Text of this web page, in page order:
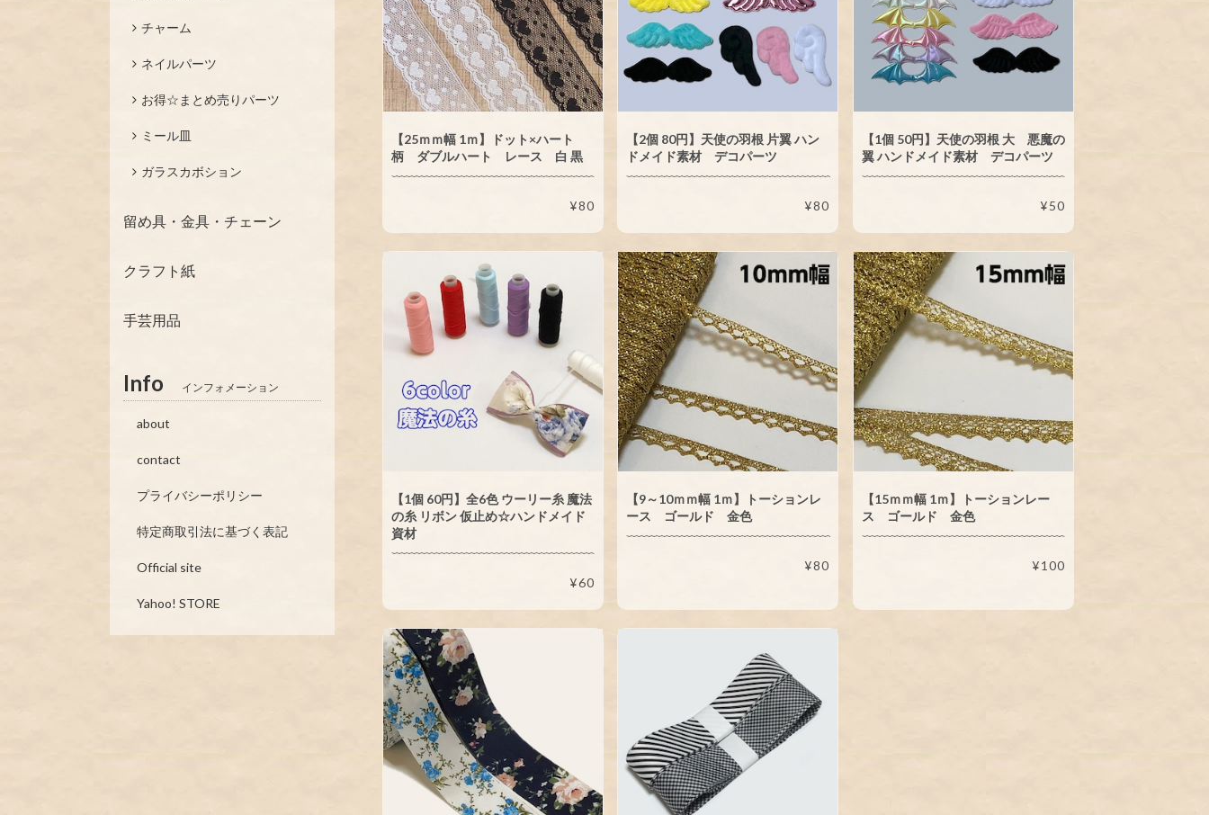
チャーム
ネイルパーツ
お得☆まとめ売りパーツ
ミール皿
ガラスカボション
留め具・金具・チェーン
クラフト紙
手芸用品
Info インフォメーション
about
contact
プライバシーポリシー
特定商取引法に基づく表記
Official site
Yahoo! STORE
【25ｍｍ幅 1ｍ】ドット×ハート
柄 ダブルハート レース 白 黒
¥80
【2個 80円】天使の羽根 片翼 ハン
ドメイド素材 デコパーツ
¥80
【1個 50円】天使の羽根 大 悪魔の
翼 ハンドメイド素材 デコパーツ
¥50
【1個 60円】全6色 ウーリー糸 魔法
の糸 リボン 仮止め☆ハンドメイド
資材
¥60
【9～10ｍｍ幅 1ｍ】トーションレ
ース ゴールド 金色
¥80
【15ｍｍ幅 1ｍ】トーションレー
ス ゴールド 金色
¥100